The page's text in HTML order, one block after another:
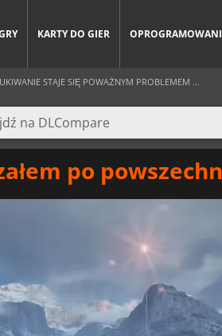
KARTY DO GIER
STAJE SIĘ POWAŻNYM PROBLEMEM ...
po